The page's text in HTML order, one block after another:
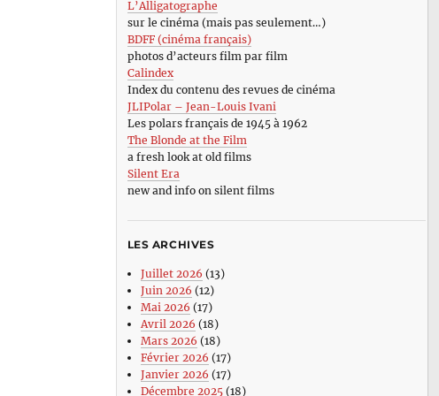
L’Alligatographe
sur le cinéma (mais pas seulement…)
BDFF (cinéma français)
photos d’acteurs film par film
Calindex
Index du contenu des revues de cinéma
JLIPolar – Jean-Louis Ivani
Les polars français de 1945 à 1962
The Blonde at the Film
a fresh look at old films
Silent Era
new and info on silent films
LES ARCHIVES
Juillet 2026 (13)
Juin 2026 (12)
Mai 2026 (17)
Avril 2026 (18)
Mars 2026 (18)
Février 2026 (17)
Janvier 2026 (17)
Décembre 2025(18)